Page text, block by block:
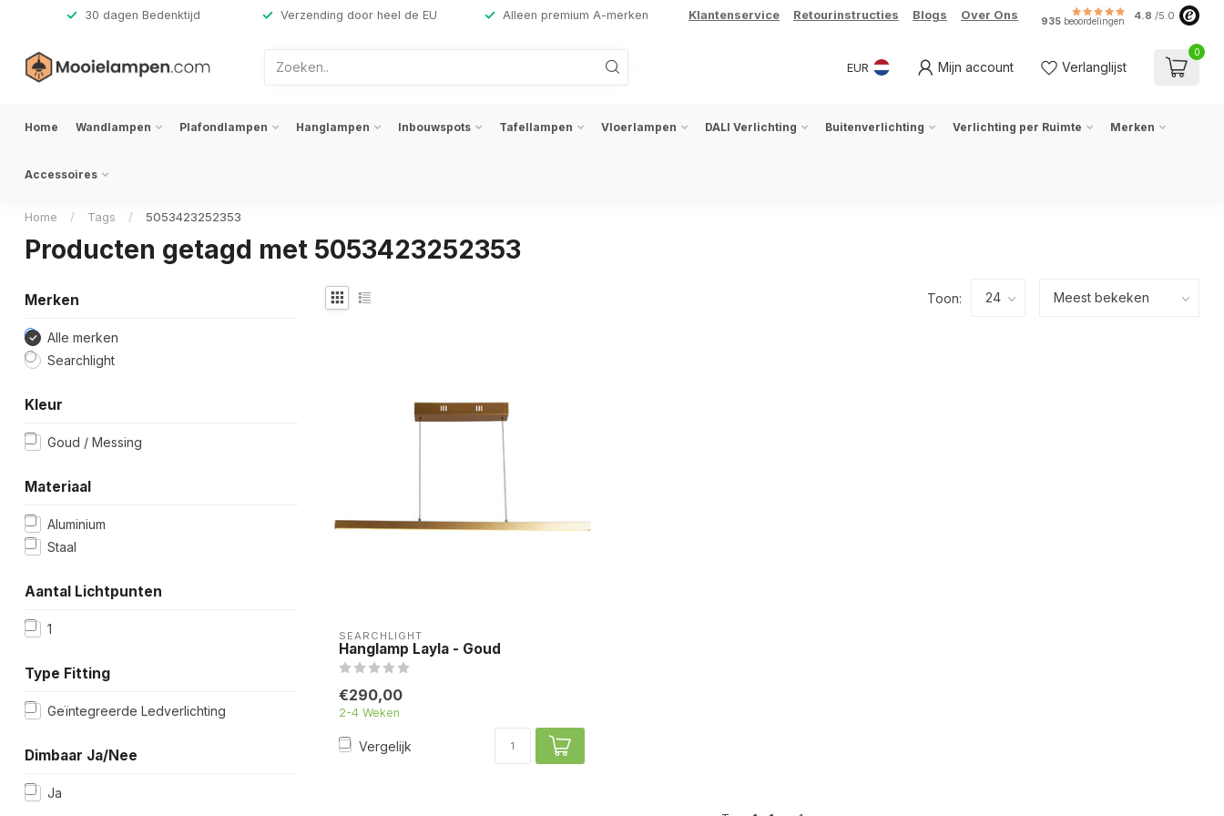
30 dagen Bedenktijd Verzending door heel de EU Alleen premium A-merken Klantenservice Retourinstructies Blogs Over Ons 935 beoordelingen 4.8 /5.0
EUR Mijn account Verlanglijst
0
Home Wandlampen Plafondlampen Hanglampen Inbouwspots Tafellampen Vloerlampen DALI Verlichting Buitenverlichting Verlichting per Ruimte Merken
Accessoires
Home / Tags / 5053423252353
Producten getagd met 5053423252353
Merken
Alle merken
Searchlight
Kleur
Goud / Messing
Materiaal
Aluminium
Staal
Aantal Lichtpunten
1
Type Fitting
Geïntegreerde Ledverlichting
Dimbaar Ja/Nee
Ja
Toon:
SEARCHLIGHT
Hanglamp Layla - Goud
€290,00
2-4 Weken
Vergelijk